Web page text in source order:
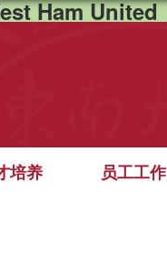
Ham United
培养 员工工作